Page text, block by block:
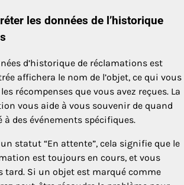
les données de l’historique
d’historique de réclamations est
affichera le nom de l’objet, ce qui vous
récompenses que vous avez reçues. La
vous aide à vous souvenir de quand
des événements spécifiques.
statut “En attente”, cela signifie que le
est toujours en cours, et vous
tard. Si un objet est marqué comme